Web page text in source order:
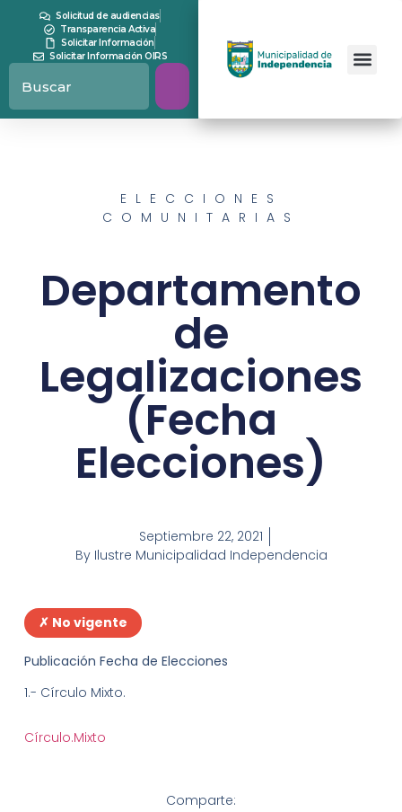
Solicitud de audiencias
Transparencia Activa
Solicitar Información
Solicitar Información OIRS
ELECCIONES
COMUNITARIAS
Departamento
de
Legalizaciones
(Fecha
Elecciones)
Septiembre 22, 2021
ByIlustre Municipalidad Independencia
✗ No vigente
Publicación Fecha de Elecciones
1.- Círculo Mixto.
Círculo.Mixto
Comparte: